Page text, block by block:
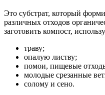
Это субстрат, который
различных отходов
заготовить компост,
траву;
опалую листву;
помои, пищевые
молодые срезанные
солому и сено.